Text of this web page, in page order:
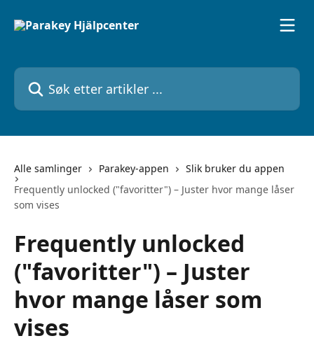
Søk etter artikler ...
Alle samlinger Parakey-appen
Slik bruker du appen
Frequently unlocked ("favoritter") – Juster hvor mange låser
som vises
Frequently unlocked
("favoritter") – Juster
hvor mange låser som
vises